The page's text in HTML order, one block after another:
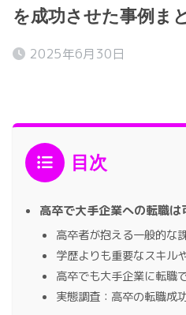
を成功させた事例ま
2025年6月30日
目次
高卒で大手企業への転職は
高卒者が抱える一般的な
学歴よりも重要なスキル
高卒でも大手企業に転職
実態調査：高卒の転職成